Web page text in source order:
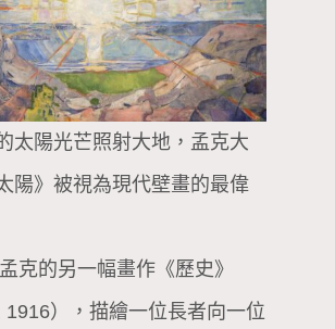
太陽光芒照射大地，孟克大
陽》被視為現代壁畫的最偉
克的另一幅畫作《歷史》
1916），描繪一位長者向一位